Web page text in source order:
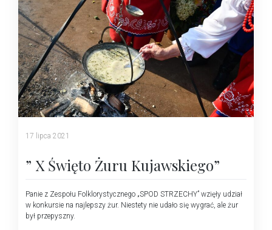
17 lipca 2021
” X Święto Żuru Kujawskiego”
Panie z Zespołu Folklorystycznego „SPOD STRZECHY” wzięły udział
w konkursie na najlepszy żur. Niestety nie udało się wygrać, ale żur
był przepyszny.